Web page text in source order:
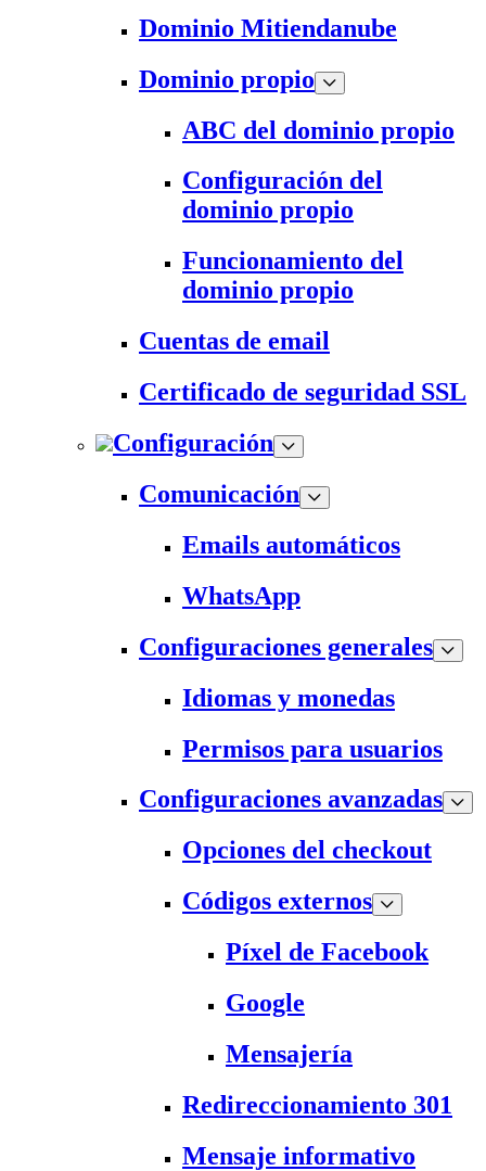
Dominio Mitiendanube
Dominio propio
ABC del dominio propio
Configuración del
dominio propio
Funcionamiento del
dominio propio
Cuentas de email
Certificado de seguridad SSL
Configuración
Comunicación
Emails automáticos
WhatsApp
Configuraciones generales
Idiomas y monedas
Permisos para usuarios
Configuraciones avanzadas
Opciones del checkout
Códigos externos
Píxel de Facebook
Google
Mensajería
Redireccionamiento 301
Mensaje informativo